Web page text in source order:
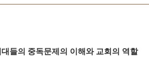
들의 중독문제의 이해와 교회의 역할